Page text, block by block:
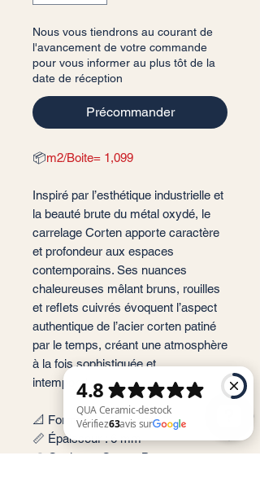
Nous vous tiendrons au courant de
l'avancement de votre commande
pour vous informer au plus tôt de la
date de réception
Précommander
📦m2/Boite= 1,099
Inspiré par l’esthétique industrielle et
la beauté brute du métal oxydé, le
carrelage Corten apporte caractère
et profondeur aux espaces
contemporains. Ses nuances
chaleureuses mêlant bruns, rouilles
et reflets cuivrés évoquent l’aspect
authentique de l’acier corten patiné
par le temps, créant une atmosphère
à la fois sophistiquée et
intemporelle.
📐 Format: 26x30,2 cm
📏 Épaisseur : 6 mm
🎨 Couleur : Corten Bronze